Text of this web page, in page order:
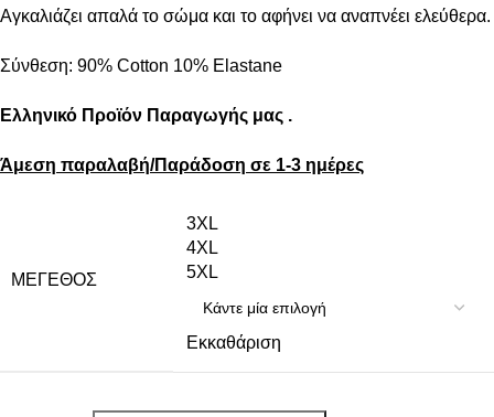
Αγκαλιάζει απαλά το σώμα και το αφήνει να αναπνέει ελεύθερα.
Σύνθεση: 90% Cotton 10% Εlastane
Ελληνικό Προϊόν Παραγωγής μας .
Άμεση παραλαβή/Παράδοση σε 1-3 ημέρες
ΜΈΓΕΘΟΣ
3XL
4XL
5XL
Εκκαθάριση